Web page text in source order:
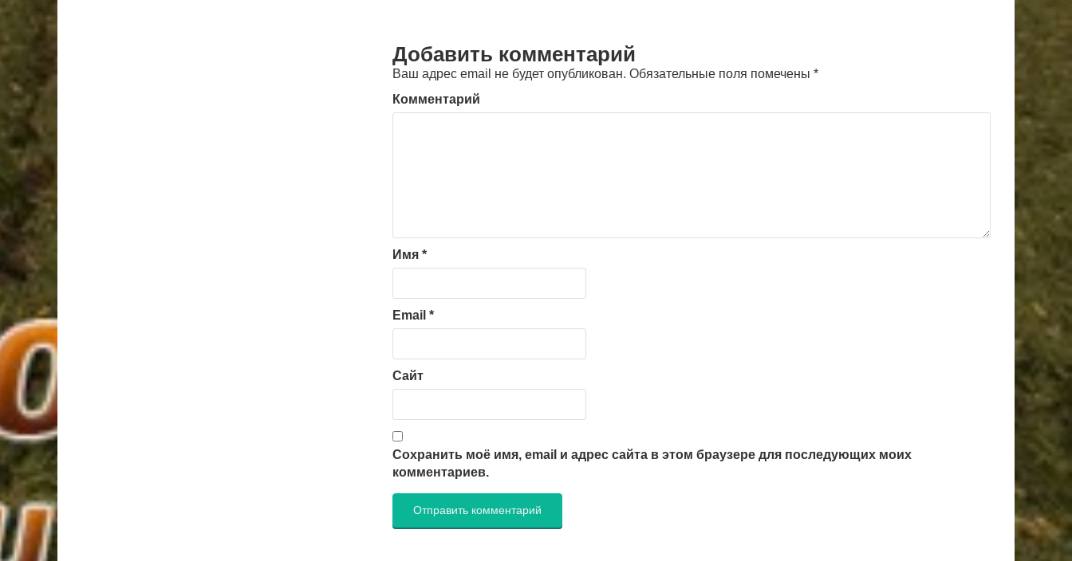
Добавить комментарий
Ваш адрес email не будет опубликован. Обязательные поля помечены *
Комментарий
Имя *
Email *
Сайт
Сохранить моё имя, email и адрес сайта в этом браузере для последующих моих
комментариев.